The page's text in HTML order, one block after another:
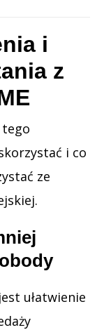
i
z
tego
i co
ze
ułatwienie